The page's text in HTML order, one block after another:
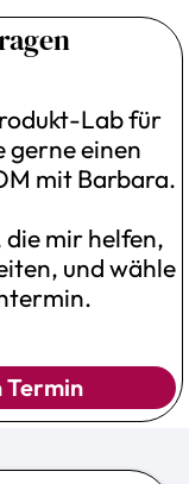
Lab für
gerne einen
mit Barbara.
mir helfen,
und wähle
Termin